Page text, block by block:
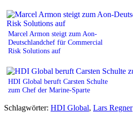
Marcel Armon steigt zum Aon-
Deutschlandchef für Commercial
Risk Solutions auf
HDI Global beruft Carsten Schulte
zum Chef der Marine-Sparte
Schlagwörter: HDI Global, Lars Regner